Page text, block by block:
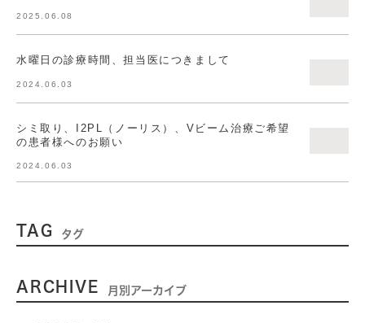
2025.06.08
水曜日の診療時間、担当医につきまして
2024.06.03
シミ取り、I2PL（ノーリス）、Vビーム治療ご希望
の患者様へのお願い
2024.06.03
TAG タグ
ARCHIVE 月別アーカイブ